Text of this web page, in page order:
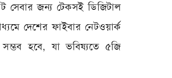
সেবার জন্য টেকসই ডিজিটাল
দেশের ফাইবার নেটওয়ার্ক
সম্ভব হবে, যা ভবিষ্যতে ৫জি